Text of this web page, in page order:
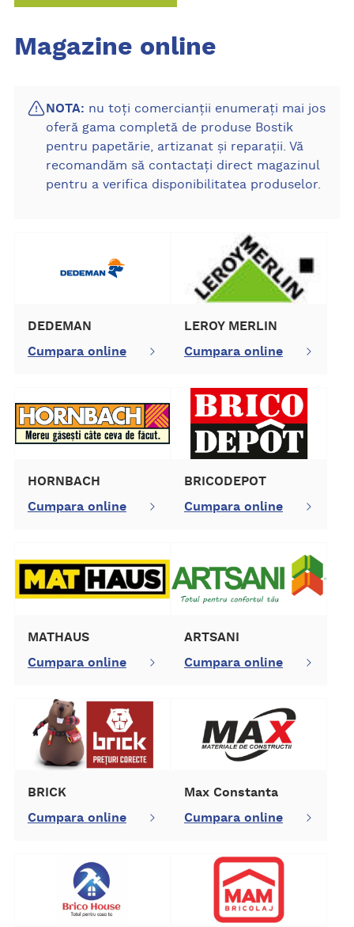
Magazine online
NOTA: nu toți comercianții enumerați mai jos
oferă gama completă de produse Bostik
pentru papetărie, artizanat și reparații. Vă
recomandăm să contactați direct magazinul
pentru a verifica disponibilitatea produselor.
DEDEMAN
Cumpara online
LEROY MERLIN
Cumpara online
HORNBACH
Cumpara online
BRICODEPOT
Cumpara online
MATHAUS
Cumpara online
ARTSANI
Cumpara online
BRICK
Cumpara online
Max Constanta
Cumpara online